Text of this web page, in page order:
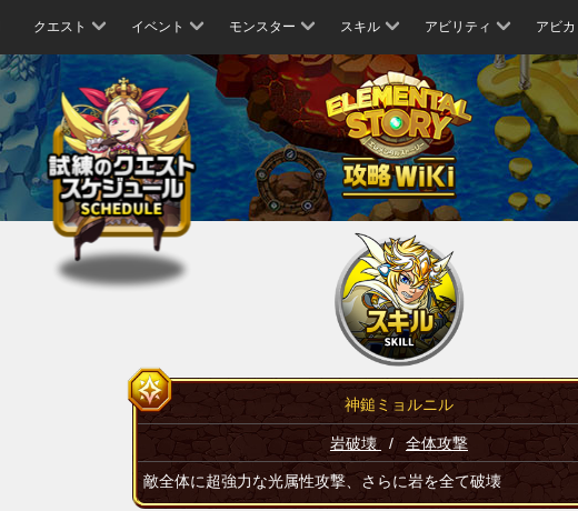
クエスト イベント モンスター スキル アビリティ アビカ
神鎚ミョルニル
岩破壊 / 全体攻撃
敵全体に超強力な光属性攻撃、さらに岩を全て破壊